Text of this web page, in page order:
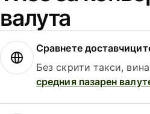
валута
Сравнете
Без скрити такси,
средния пазарен